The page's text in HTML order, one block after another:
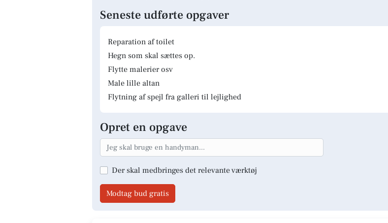
Seneste udførte opgaver
Reparation af toilet
Hegn som skal sættes op.
Flytte malerier osv
Male lille altan
Flytning af spejl fra galleri til lejlighed
Opret en opgave
Der skal medbringes det relevante værktøj
Modtag bud gratis